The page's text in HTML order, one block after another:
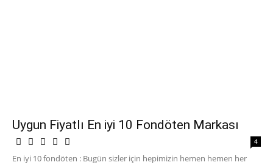
Uygun Fiyatlı En iyi 10 Fondöten Markası
4
En iyi 10 fondöten : Bugün sizler için hepimizin hemen hemen her